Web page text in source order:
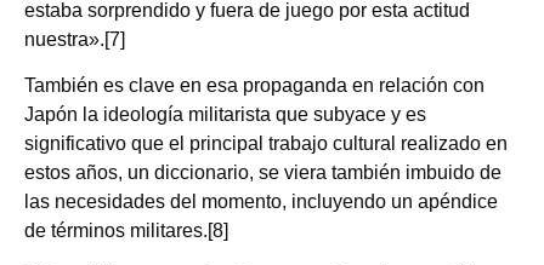
estaba sorprendido y fuera de juego por esta actitud
nuestra».[7]
También es clave en esa propaganda en relación con
Japón la ideología militarista que subyace y es
significativo que el principal trabajo cultural realizado en
estos años, un diccionario, se viera también imbuido de
las necesidades del momento, incluyendo un apéndice
de términos militares.[8]